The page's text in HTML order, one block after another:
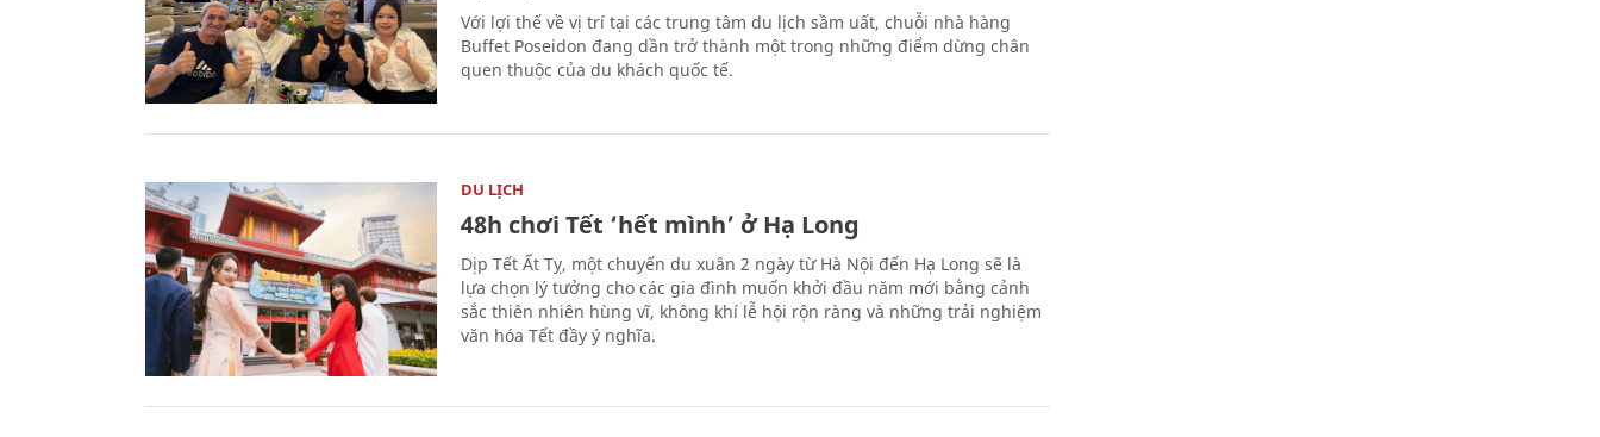
Với lợi thế về vị trí tại các trung tâm du lịch sầm uất, chuỗi nhà hàng
Buffet Poseidon đang dần trở thành một trong những điểm dừng chân
quen thuộc của du khách quốc tế.
DU LỊCH
48h chơi Tết ‘hết mình’ ở Hạ Long
Dịp Tết Ất Tỵ, một chuyến du xuân 2 ngày từ Hà Nội đến Hạ Long sẽ là
lựa chọn lý tưởng cho các gia đình muốn khởi đầu năm mới bằng cảnh
sắc thiên nhiên hùng vĩ, không khí lễ hội rộn ràng và những trải nghiệm
văn hóa Tết đầy ý nghĩa.